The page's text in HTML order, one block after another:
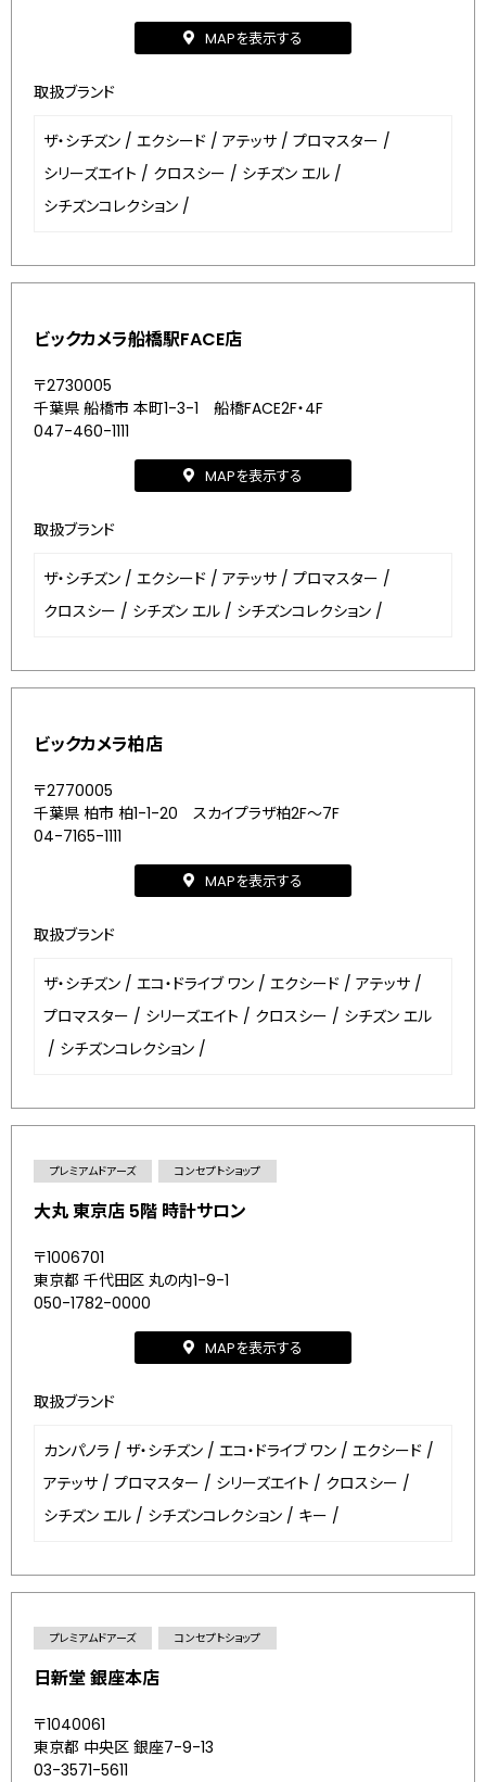
MAPを表示する
取扱ブランド
ザ・シチズン / エクシード / アテッサ / プロマスター /
シリーズエイト / クロスシー / シチズン エル /
シチズンコレクション /
ビックカメラ船橋駅FACE店
〒2730005
千葉県 船橋市 本町1-3-1 船橋FACE2F・4F
047-460-1111
MAPを表示する
取扱ブランド
ザ・シチズン / エクシード / アテッサ / プロマスター /
クロスシー / シチズン エル / シチズンコレクション /
ビックカメラ柏店
〒2770005
千葉県 柏市 柏1-1-20 スカイプラザ柏2F～7F
04-7165-1111
MAPを表示する
取扱ブランド
ザ・シチズン / エコ・ドライブ ワン / エクシード / アテッサ /
プロマスター / シリーズエイト / クロスシー / シチズン エル
/ シチズンコレクション /
プレミアムドアーズ コンセプトショップ
大丸 東京店 5階 時計サロン
〒1006701
東京都 千代田区 丸の内1-9-1
050-1782-0000
MAPを表示する
取扱ブランド
カンパノラ / ザ・シチズン / エコ・ドライブ ワン / エクシード /
アテッサ / プロマスター / シリーズエイト / クロスシー /
シチズン エル / シチズンコレクション / キー /
プレミアムドアーズ コンセプトショップ
日新堂 銀座本店
〒1040061
東京都 中央区 銀座7-9-13
03-3571-5611